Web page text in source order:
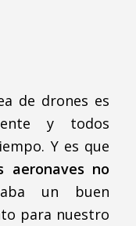
de drones es
y todos
Y es que
aeronaves no
un buen
para nuestro